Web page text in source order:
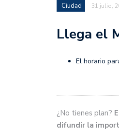
Ciudad 31 julio,
Llega el
El horario
¿No tienes plan?
difundir la